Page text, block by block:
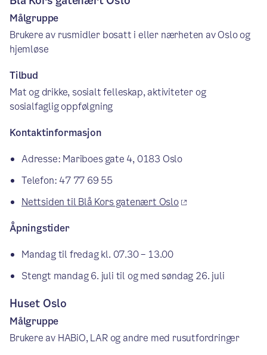
Målgruppe
Brukere av rusmidler bosatt i eller nærheten av Oslo og
hjemløse
Tilbud
Mat og drikke, sosialt felleskap, aktiviteter og
sosialfaglig oppfølgning
Kontaktinformasjon
Adresse: Mariboes gate 4, 0183 Oslo
Telefon: 47 77 69 55
Nettsiden til Blå Kors gatenært Oslo
Åpningstider
Mandag til fredag kl. 07.30 – 13.00
Stengt mandag 6. juli til og med søndag 26. juli
Huset Oslo
Målgruppe
Brukere av HABiO, LAR og andre med rusutfordringer